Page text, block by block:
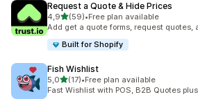
Request a Quote & Hide Prices
4,9stelle su 5
(59)
59 recensioni totali
•Free plan available
Add get a quote forms, request quotes,
Built for Shopify
Fish Wishlist
5,0stelle su 5
(17)
17 recensioni totali
•Free plan available
Fast Wishlist with POS, B2B Quotes